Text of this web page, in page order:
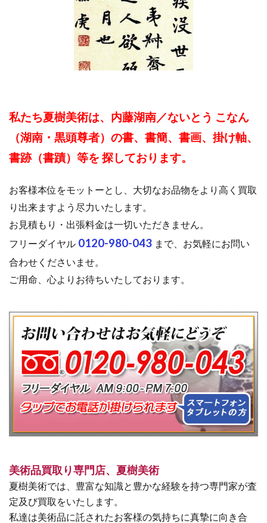
私たち夏樹美術は、内藤湖南／ないとう こなん
（湖南・ 黒頭尊者）の書、書簡、書画、掛け軸、
書跡（書蹟）等を 探しております。
お客様本位をモットーとし、大切なお品物をより高く買取
り出来ますよう尽力いたします。
お見積もり・出張料金は一切いただきません。
フリーダイヤル 0120-980-043 まで、お気軽にお問い
合わせくださいませ。
ご用命、心よりお待ちいたしております。
美術品買取り専門店、夏樹美術
夏樹美術では、豊富な知識と豊かな経験を持つ専門家が査
定及び買取をいたします。
私達は美術品に託されたお客様の気持ちに真摯に向き合